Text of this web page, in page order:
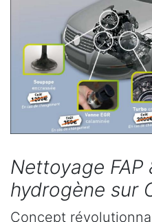
Nettoyage FAP
hydrogène sur
Concept